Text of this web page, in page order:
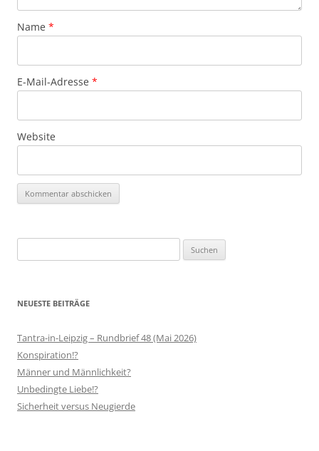
Name *
E-Mail-Adresse *
Website
nach:
NEUESTE BEITRÄGE
Tantra-in-Leipzig – Rundbrief 48 (Mai 2026)
Konspiration!?
Männer und Männlichkeit?
Unbedingte Liebe!?
Sicherheit versus Neugierde